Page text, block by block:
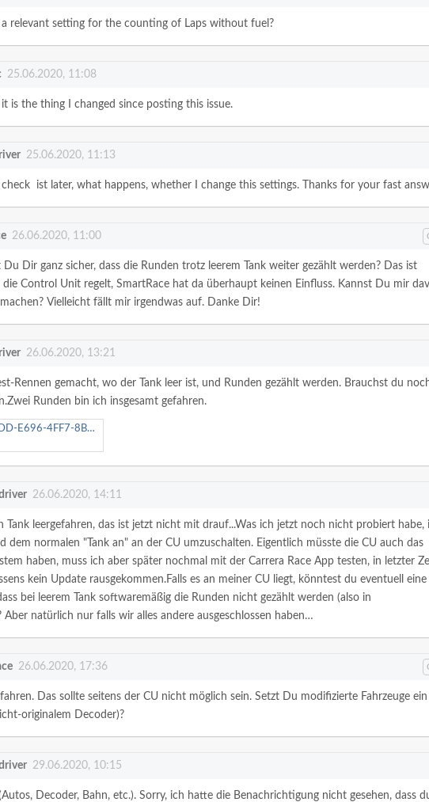
a relevant setting for the counting of Laps without fuel?
25.06.2020, 11:08
it is the thing I changed since posting this issue.
25.06.2020, 11:13
ist later, what happens, whether I change this settings. Thanks for your fast
26.06.2020, 11:00
Du Dir ganz sicher, dass die Runden trotz leerem Tank weiter gezählt werden? Das ist
die Control Unit regelt, SmartRace hat da überhaupt keinen Einfluss. Kannst Du mir
Vielleicht fällt mir irgendwas auf. Danke Dir!
26.06.2020, 13:21
Rennen gemacht, wo der Tank leer ist, und Runden gezählt werden. Brauchst du
Runden bin ich insgesamt gefahren.
8B33-C7EE213E8F72.mov
26.06.2020, 14:11
Tank leergefahren, das ist jetzt nicht mit drauf...Was ich jetzt noch nicht probiert habe,
dem normalen "Tank an" an der CU umzuschalten. Eigentlich müsste die CU auch das
haben, muss ich aber später nochmal mit der Carrera Race App testen, in letzter
kein Update rausgekommen.Falls es an meiner CU liegt, könntest du eventuell eine
bei leerem Tank softwaremäßig die Runden nicht gezählt werden (also in
Aber natürlich nur falls wir alles andere ausgeschlossen haben…
26.06.2020, 17:36
Das sollte seitens der CU nicht möglich sein. Setzt Du modifizierte Fahrzeuge ein
originalem Decoder)?
29.06.2020, 10:15
Decoder, Bahn, etc.). Sorry, ich hatte die Benachrichtigung nicht gesehen, dass